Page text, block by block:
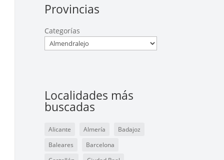
Provincias
Categorías
Localidades más
buscadas
Alicante Almería
Badajoz
Baleares
Barcelona